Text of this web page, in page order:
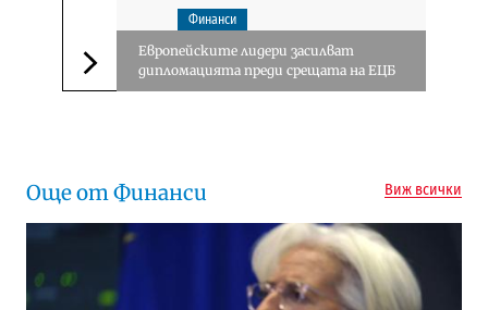
Следваща новина
Финанси
Европейските лидери засилват
дипломацията преди срещата на ЕЦБ
Още от Финанси Виж всички